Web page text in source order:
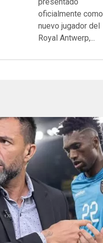
oficialmente como
nuevo jugador del
Royal Antwerp,...